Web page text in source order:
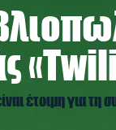
έτοιμη για τη